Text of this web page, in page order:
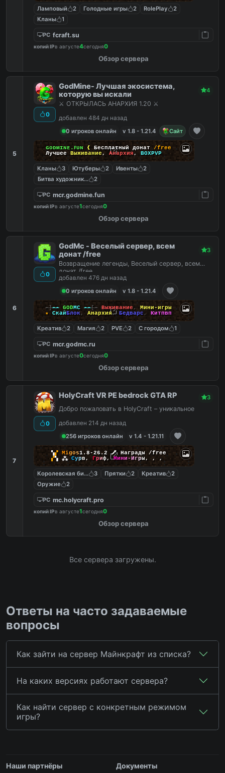
Ламповый 2 Голодные игры 2 RolePlay
2
Кланы
1
PC fcraft.su
копий IPв августе4сегодня0
Обзор сервера
5
0
GodMine- Лучшая экосистема,
которую вы искали
4
⚔️ ОТКРЫЛАСЬ АНАРХИЯ 1.20 ⚔️
добавлен 484 дн назад
0 игроков онлайн
v 1.8 - 1.21.4 Сайт
ɢᴏᴅᴍɪɴᴇ.ꜰᴜɴ ❰ Бесплатный донат /free
Лучшее Выживание, Анархия, BOXPVP
Кланы 3 Ютуберы 2 Ивенты
2
Битва художников 2
PC mcr.godmine.fun
копий IPв августе1сегодня0
Обзор сервера
6
0
GodMc - Веселый сервер, всем
донат /free
3
Возвращение легенды, Веселый сервер, всем
донат /free
добавлен 476 дн назад
0 игроков онлайн
v 1.8 - 1.21.4
-]-- GODMC --[- Выживание , Мини-игры
★ СкайБлок, Анархия, Бедварс , Китпвп
Креатив 2 Магия 2 PVE 2 С городом 1
PC mcr.godmc.ru
копий IPв августе0сегодня0
Обзор сервера
7
0
HolyCraft VR PE bedrock GTA RP 3
Добро пожаловать в HolyCraft – уникальное
добавлен 214 дн назад
256 игроков онлайн
v 1.4 - 1.21.11
▚▞ Migos1.8-26.2🗡 Награды /free
▞▚ ⁂ Сурв, Гриф,Мини-Игры, , ,
Королевская битва3 Прятки 2 Креатив
2
Оружие
2
PC mc.holycraft.pro
копий IPв августе1сегодня0
Обзор сервера
Все сервера загружены.
Ответы на часто задаваемые
вопросы
Как зайти на сервер Майнкрафт из списка?
На каких версиях работают сервера?
Как найти сервер с конкретным режимом
игры?
Наши партнёры Документы